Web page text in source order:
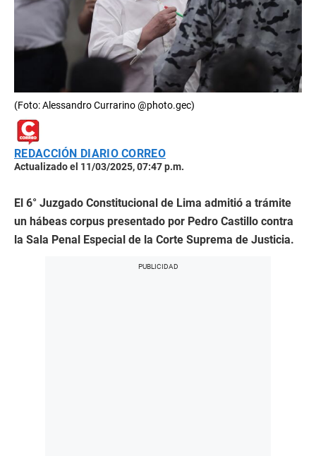
(Foto: Alessandro Currarino @photo.gec)
REDACCIÓN DIARIO CORREO
Actualizado el 11/03/2025, 07:47 p.m.
El 6° Juzgado Constitucional de Lima admitió a trámite
un hábeas corpus presentado por Pedro Castillo contra
la Sala Penal Especial de la Corte Suprema de Justicia.